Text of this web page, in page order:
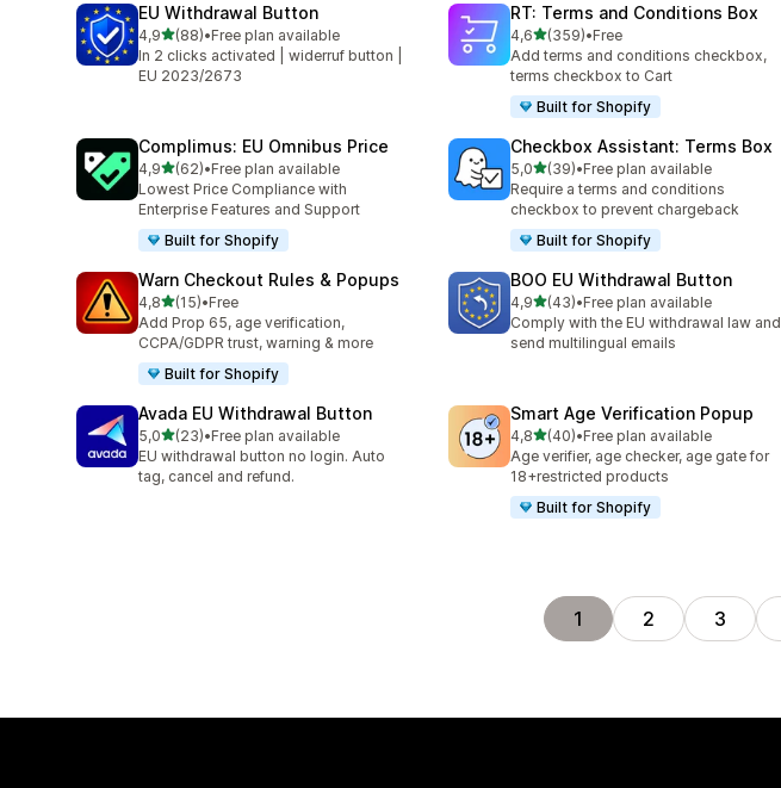
EU Withdrawal Button
4,9av 5 stjerner
(88)
Totalt 88 omtaler
•Free plan available
In 2 clicks activated | widerruf button |
EU 2023/2673
RT: Terms and Conditions Box
4,6av 5 stjerner
(359)
Totalt 359 omtaler
•Free
Add terms and conditions checkbox,
terms checkbox to Cart
Built for Shopify
Complimus: EU Omnibus Price
4,9av 5 stjerner
(62)
Totalt 62 omtaler
•Free plan available
Lowest Price Compliance with
Enterprise Features and Support
Built for Shopify
Checkbox Assistant: Terms Box
5,0av 5 stjerner
(39)
Totalt 39 omtaler
•Free plan available
Require a terms and conditions
checkbox to prevent chargeback
Built for Shopify
Warn Checkout Rules & Popups
4,8av 5 stjerner
(15)
Totalt 15 omtaler
•Free
Add Prop 65, age verification,
CCPA/GDPR trust, warning & more
Built for Shopify
BOO EU Withdrawal Button
4,9av 5 stjerner
(43)
Totalt 43 omtaler
•Free plan available
Comply with the EU withdrawal law and
send multilingual emails
Avada EU Withdrawal Button
5,0av 5 stjerner
(23)
Totalt 23 omtaler
•Free plan available
EU withdrawal button no login. Auto
tag, cancel and refund.
Smart Age Verification Popup
4,8av 5 stjerner
(40)
Totalt 40 omtaler
•Free plan available
Age verifier, age checker, age gate for
18+restricted products
Built for Shopify
1 2 3